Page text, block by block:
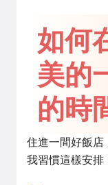
如何
美的
的時
住進一間好飯店
我習慣這樣安排